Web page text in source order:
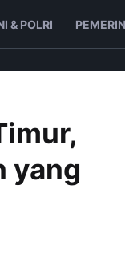
& POLRI
yang